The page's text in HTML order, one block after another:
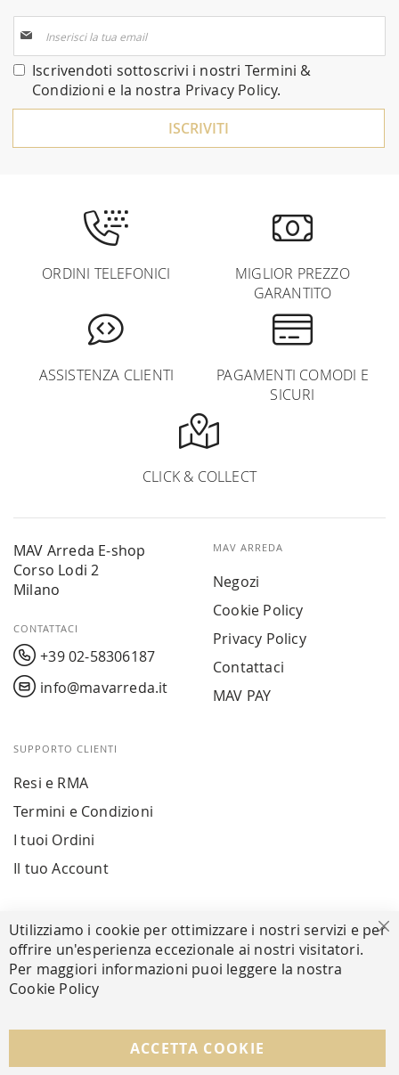
alla
nostra
Newsletter:
Iscrivendoti sottoscrivi i nostri Termini &
Condizioni e la nostra Privacy Policy.
ISCRIVITI
ORDINI TELEFONICI
MIGLIOR PREZZO
GARANTITO
ASSISTENZA CLIENTI
PAGAMENTI COMODI E
SICURI
CLICK & COLLECT
MAV Arreda E-shop
Corso Lodi 2
Milano
CONTATTACI
+39 02-58306187
info@mavarreda.it
MAV ARREDA
Negozi
Cookie Policy
Privacy Policy
Contattaci
MAV PAY
SUPPORTO CLIENTI
Resi e RMA
Termini e Condizioni
I tuoi Ordini
Il tuo Account
Facebook Instagram Whatsapp
Utilizziamo i cookie per ottimizzare i nostri servizi e per
offrire un'esperienza eccezionale ai nostri visitatori.
Per maggiori informazioni puoi leggere la nostra
Cookie Policy
ACCETTA COOKIE